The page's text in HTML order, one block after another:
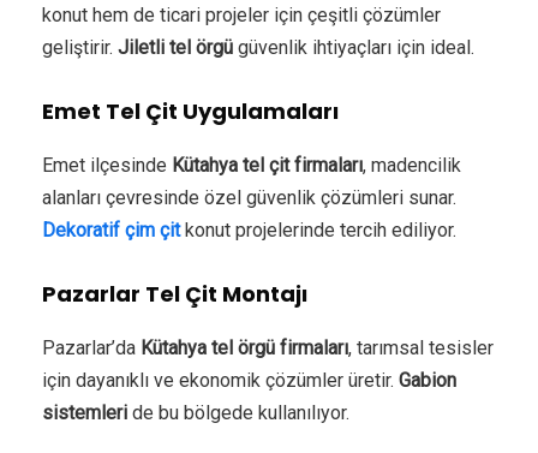
konut hem de ticari projeler için çeşitli çözümler
geliştirir. Jiletli tel örgü güvenlik ihtiyaçları için ideal.
Emet Tel Çit Uygulamaları
Emet ilçesinde Kütahya tel çit firmaları, madencilik
alanları çevresinde özel güvenlik çözümleri sunar.
Dekoratif çim çitkonut projelerinde tercih ediliyor.
Pazarlar Tel Çit Montajı
Pazarlar’da Kütahya tel örgü firmaları, tarımsal tesisler
için dayanıklı ve ekonomik çözümler üretir. Gabion
sistemleri de bu bölgede kullanılıyor.